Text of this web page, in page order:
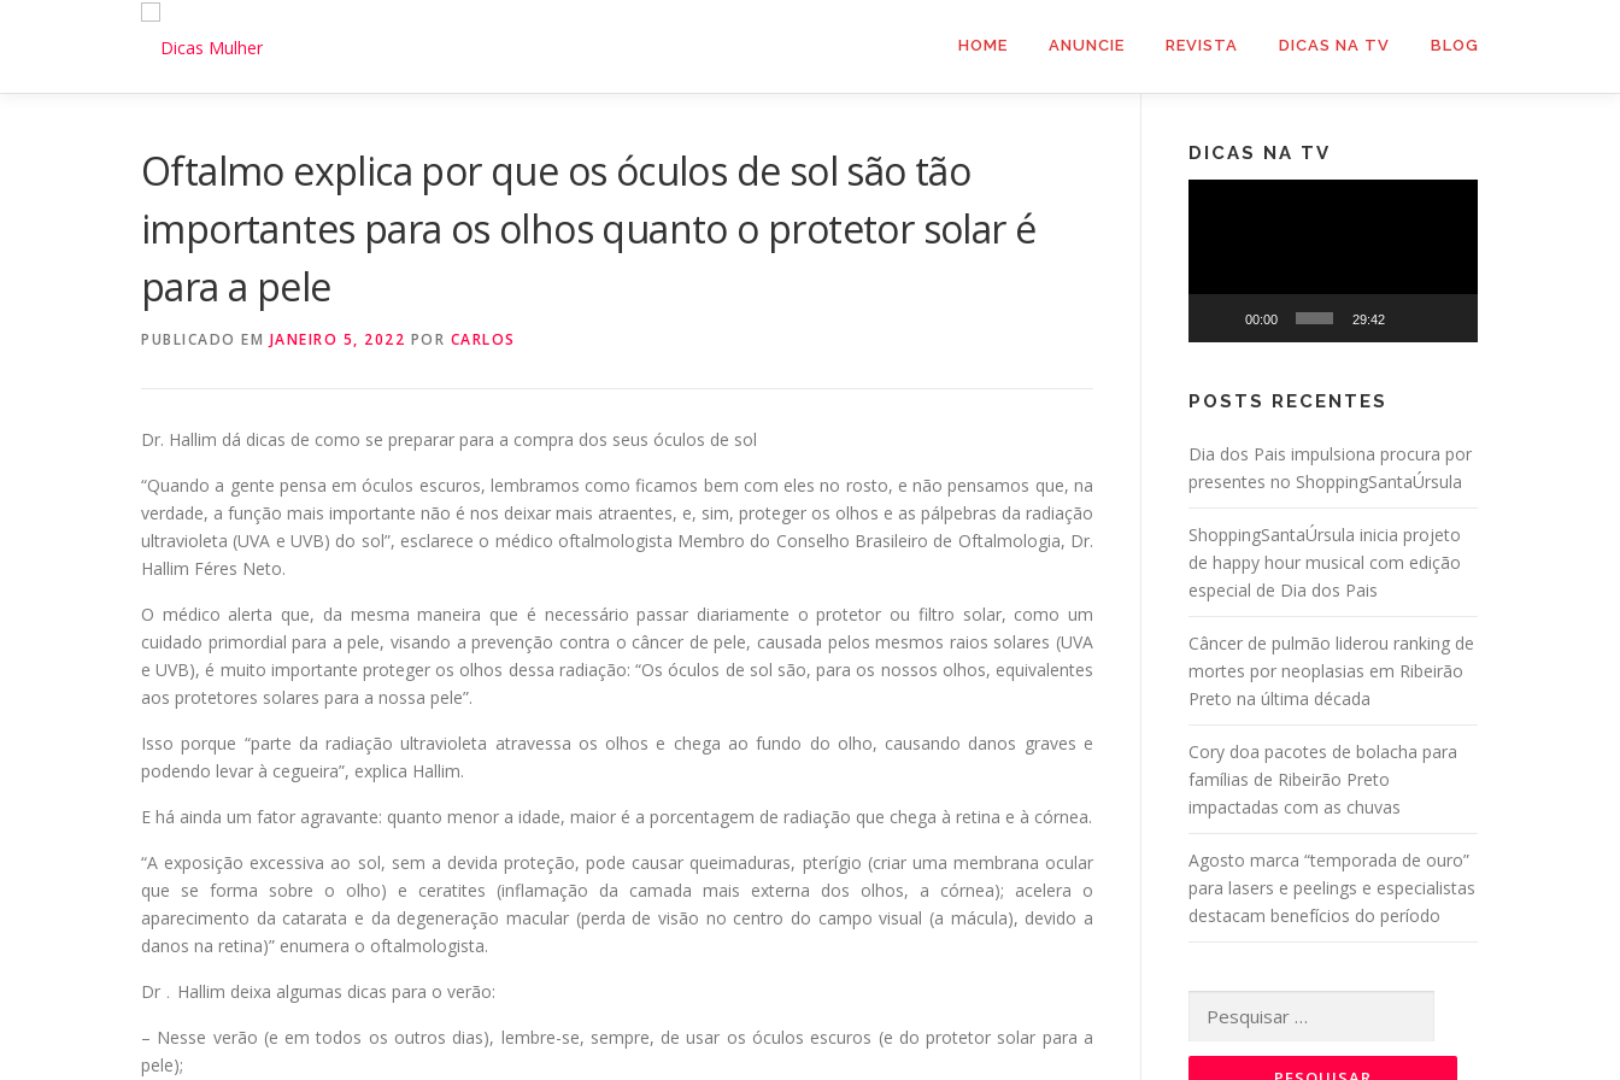
conteúdo
HOME ANUNCIE REVISTA DICAS NA TV BLOG
Oftalmo explica por que os óculos de sol são tão
importantes para os olhos quanto o protetor solar é
para a pele
PUBLICADO EM JANEIRO 5, 2022 POR CARLOS
Dr. Hallim dá dicas de como se preparar para a compra dos seus óculos de sol
“Quando a gente pensa em óculos escuros, lembramos como ficamos bem com eles no rosto, e não pensamos que, na
verdade, a função mais importante não é nos deixar mais atraentes, e, sim, proteger os olhos e as pálpebras da radiação
ultravioleta (UVA e UVB) do sol”, esclarece o médico oftalmologista Membro do Conselho Brasileiro de Oftalmologia, Dr.
Hallim Féres Neto.
O médico alerta que, da mesma maneira que é necessário passar diariamente o protetor ou filtro solar, como um
cuidado primordial para a pele, visando a prevenção contra o câncer de pele, causada pelos mesmos raios solares (UVA
e UVB), é muito importante proteger os olhos dessa radiação: “Os óculos de sol são, para os nossos olhos, equivalentes
aos protetores solares para a nossa pele”.
Isso porque “parte da radiação ultravioleta atravessa os olhos e chega ao fundo do olho, causando danos graves e
podendo levar à cegueira”, explica Hallim.
E há ainda um fator agravante: quanto menor a idade, maior é a porcentagem de radiação que chega à retina e à córnea.
“A exposição excessiva ao sol, sem a devida proteção, pode causar queimaduras, pterígio (criar uma membrana ocular
que se forma sobre o olho) e ceratites (inflamação da camada mais externa dos olhos, a córnea); acelera o
aparecimento da catarata e da degeneração macular (perda de visão no centro do campo visual (a mácula), devido a
danos na retina)” enumera o oftalmologista.
Dr﹒Hallim deixa algumas dicas para o verão:
– Nesse verão (e em todos os outros dias), lembre-se, sempre, de usar os óculos escuros (e do protetor solar para a
pele);
DICAS NA TV
00:00 29:42
POSTS RECENTES
Dia dos Pais impulsiona procura por
presentes no ShoppingSantaÚrsula
ShoppingSantaÚrsula inicia projeto
de happy hour musical com edição
especial de Dia dos Pais
Câncer de pulmão liderou ranking de
mortes por neoplasias em Ribeirão
Preto na última década
Cory doa pacotes de bolacha para
famílias de Ribeirão Preto
impactadas com as chuvas
Agosto marca “temporada de ouro”
para lasers e peelings e especialistas
destacam benefícios do período
por: